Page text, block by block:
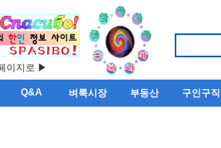
이지로 ▶
Q&A 벼룩시장 부동산 구인구직